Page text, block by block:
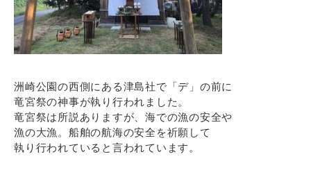
洲崎公園の西側にある津島社で「デ」の前に
竜宮祭の神事が執り行われました。
竜宮祭は所説ありますが、海での漁の安全や
漁の大漁。船舶の航海の安全を祈願して
執り行われていると言われています。